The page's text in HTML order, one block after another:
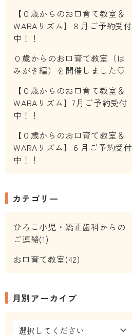
【０歳からのお口育て教室＆
WARAリズム】８月ご予約受付
中！！
０歳からのお口育て教室（は
みがき編）を開催しました♡
【０歳からのお口育て教室＆
WARAリズム】7月ご予約受付
中！！
【０歳からのお口育て教室＆
WARAリズム】６月ご予約受付
中！！
カテゴリー
ひろこ小児・矯正歯科からの
ご連絡(1)
お口育て教室(42)
月別アーカイブ